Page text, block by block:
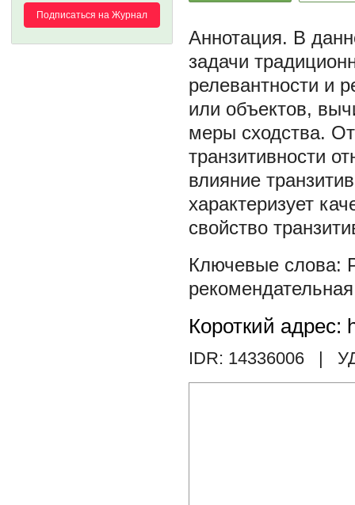
Подписаться на Журнал
В
задачи
релевантности и
или объектов,
меры сходства.
транзитивности
влияние
характеризует
свойство
Короткий адрес:
IDR: 14336006 |